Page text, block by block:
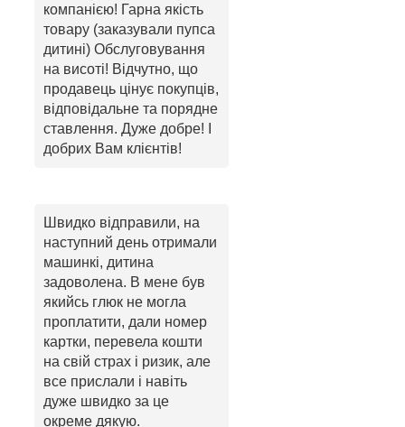
компанією! Гарна якість
товару (заказували пупса
дитині) Обслуговування
на висоті! Відчутно, що
продавець цінує покупців,
відповідальне та порядне
ставлення. Дуже добре! І
добрих Вам клієнтів!
Швидко відправили, на
наступний день отримали
машинкі, дитина
задоволена. В мене був
якийсь глюк не могла
проплатити, дали номер
картки, перевела кошти
на свій страх і ризик, але
все прислали і навіть
дуже швидко за це
окреме дякую.